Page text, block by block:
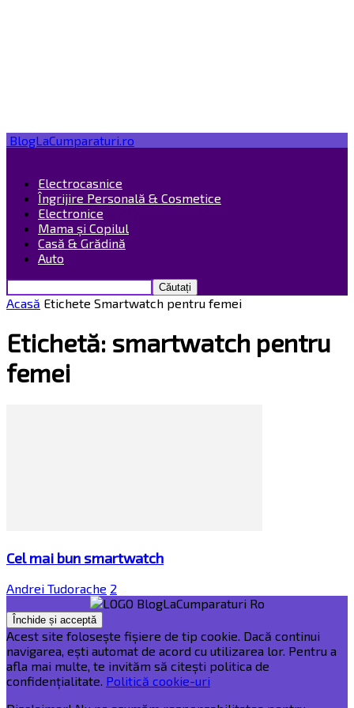
BlogLaCumparaturi.ro
Electrocasnice
Îngrijire Personală & Cosmetice
Electronice
Mama și Copilul
Casă & Grădină
Auto
Acasă Etichete Smartwatch pentru femei
Etichetă: smartwatch pentru
femei
Cel mai bun smartwatch
Andrei Tudorache 2
Acest site folosește fișiere de tip cookie. Dacă continui
navigarea, ești automat de acord cu utilizarea lor. Pentru a
afla mai multe, te invităm să citești politica de
confidențialitate. Politică cookie-uri